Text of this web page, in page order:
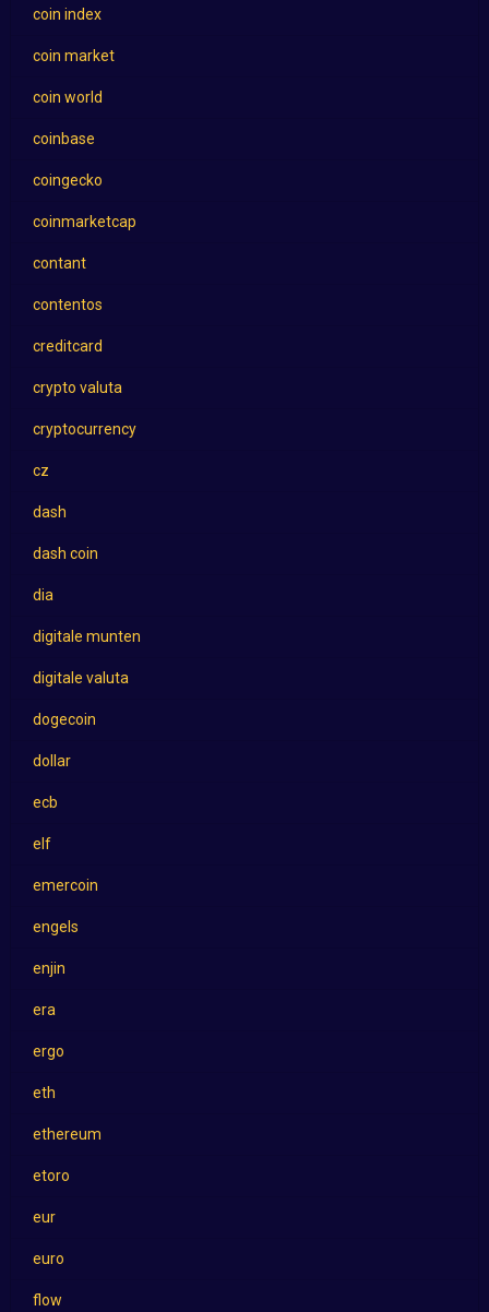
coin index
coin market
coin world
coinbase
coingecko
coinmarketcap
contant
contentos
creditcard
crypto valuta
cryptocurrency
cz
dash
dash coin
dia
digitale munten
digitale valuta
dogecoin
dollar
ecb
elf
emercoin
engels
enjin
era
ergo
eth
ethereum
etoro
eur
euro
flow